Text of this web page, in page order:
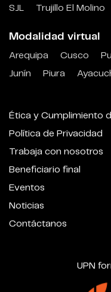
SJL
Trujillo El Molino
Modalidad virtual
Arequipa Cusco
Junín
Piura
Ética y Cumplimiento
Política de Privacidad
Trabaja con nosotros
Beneficiario final
Eventos
Noticias
Contáctanos
UPN